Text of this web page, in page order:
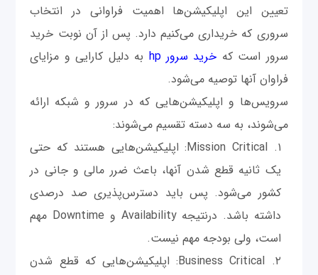
تعیین این اپلیکیشن‌ها اهمیت فراوانی در انتخاب
سروری که خریداری می‌کنیم دارد. پس از آن نوبت خرید
سرور است که خرید سرور hp
به دلیل کارایی و مزایای
فراوان آنها توصیه می‌شود.
سرویس‌ها و اپلیکیشن‌هایی که در سرور و شبکه ارائه
می‌شوند، به سه دسته تقسیم می‌شوند:
Mission Critical: اپلیکیشن‌هایی هستند که حتی
یک ثانیه قطع شدن آنها، باعث ضرر مالی و جانی در
کشور می‌شود. پس باید دسترس‌پذیری صد درصدی
داشته باشد. درنتیجه Availability و Downtime مهم
است، ولی بودجه مهم نیست.
Business Critical: اپلیکیشن‌هایی که قطع شدن